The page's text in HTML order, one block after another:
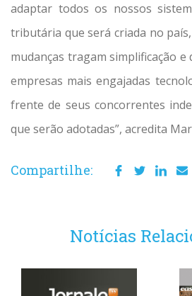
adaptar todos os nossos
tributária que será criada no
mudanças tragam simplificação e
empresas mais engajadas
frente de seus concorrentes
que serão adotadas”, acredita
Compartilhe:
Notícias